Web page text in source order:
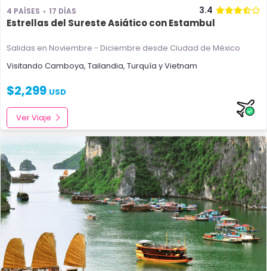
4 PAÍSES 17 DÍAS 3.4
Estrellas del Sureste Asiático con Estambul
Salidas en Noviembre - Diciembre desde Ciudad de México
Visitando Camboya, Tailandia, Turquía yVietnam
$2,299 USD
Ver Viaje